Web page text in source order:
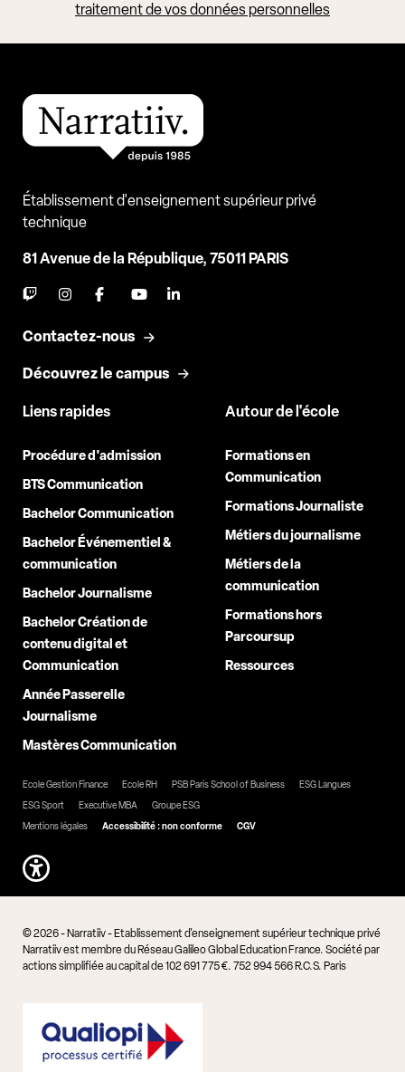
traitement de vos données personnelles
Établissement d'enseignement supérieur privé
technique
81 Avenue de la République, 75011 PARIS
Contactez-nous
Découvrez le campus
Liens rapides
Procédure d'admission
BTS Communication
Bachelor Communication
Bachelor Événementiel &
communication
Bachelor Journalisme
Bachelor Création de
contenu digital et
Communication
Année Passerelle
Journalisme
Mastères Communication
Autour de l'école
Formations en
Communication
Formations Journaliste
Métiers du journalisme
Métiers de la
communication
Formations hors
Parcoursup
Ressources
Ecole Gestion Finance Ecole RH PSB Paris School of Business
ESG Langues
ESG Sport
Executive MBA
Groupe ESG
Mentions légales
Accessibilité : non conforme CGV
© 2026 - Narratiiv - Etablissement d'enseignement supérieur technique privé
Narratiiv est membre du Réseau Galileo Global Education France. Société par
actions simplifiée au capital de 102 691 775 €. 752 994 566 R.C.S. Paris